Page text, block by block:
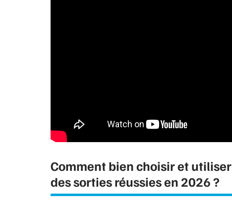
Comment bien choisir et
des sorties réussies en 2026 ?